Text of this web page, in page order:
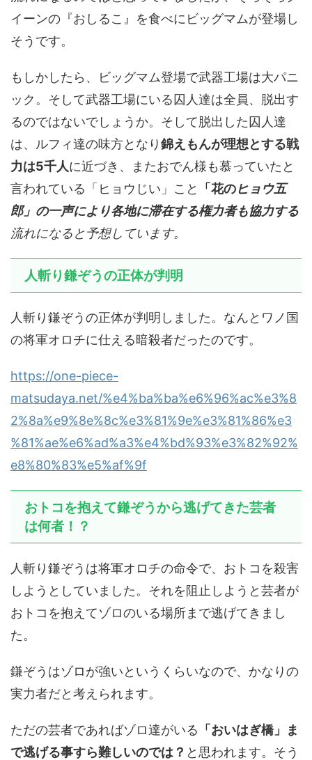
イーンの『おしるこ』を食べにビッグマムが登場し
そうです。
もしかしたら、ビッグマム登場で武器工場は大パニ
ック。そして武器工場にいる囚人達は全員、脱出す
るのではないでしょうか。そして脱出した囚人達
は、ルフィ達の味方となり錦えもんが理想とする戦
力は5千人に近づき、またおでん様も慕っていたと
言われている「ヒョウじい」こと
「花のヒョウ五
郎」の一声により各地に滞在する権力者も協力する
流れになると予想しています。
人斬り鎌ぞうの正体が判明
人斬り鎌ぞうの正体が判明しました。なんとワノ国
の将軍オロチに仕える暗殺者だったのです。
https://one-piece-
matsudaya.net/%e4%ba%ba%e6%96%ac%e3%8
2%8a%e9%8e%8c%e3%81%9e%e3%81%86%e3
%81%ae%e6%ad%a3%e4%bd%93%e3%82%92%
e8%80%83%e5%af%9f
おトコを抱えて鎌ぞうから逃げてきた芸者
は何者！？
人斬り鎌ぞうは将軍オロチの命令で、おトコを殺害
しようとしていました。それを阻止しようと芸者が
おトコを抱えてゾロのいる場所まで逃げてきまし
た。
鎌ぞうはゾロが強いというくらいなので、かなりの
実力者だと考えられます。
ただの芸者であればゾロ達がいる 「おいはぎ橋」ま
で逃げる事すら難しいのでは？ と思われます。そう